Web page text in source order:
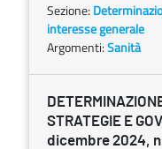
Sezione:
interesse generale
Argomenti:Sanità
STRATEGIE E
dicembre 2024,